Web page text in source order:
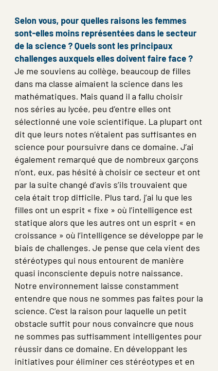
Selon vous, pour quelles raisons les femmes
sont-elles moins représentées dans le secteur
de la science ? Quels sont les principaux
challenges auxquels elles doivent faire face ?
Je me souviens au collège, beaucoup de filles
dans ma classe aimaient la science dans les
mathématiques. Mais quand il a fallu choisir
nos séries au lycée, peu d’entre elles ont
sélectionné une voie scientifique. La plupart ont
dit que leurs notes n’étaient pas suffisantes en
science pour poursuivre dans ce domaine. J’ai
également remarqué que de nombreux garçons
n’ont, eux, pas hésité à choisir ce secteur et ont
par la suite changé d’avis s’ils trouvaient que
cela était trop difficile. Plus tard, j’ai lu que les
filles ont un esprit « fixe » où l’intelligence est
statique alors que les autres ont un esprit « en
croissance » où l’intelligence se développe par le
biais de challenges. Je pense que cela vient des
stéréotypes qui nous entourent de manière
quasi inconsciente depuis notre naissance.
Notre environnement laisse constamment
entendre que nous ne sommes pas faites pour la
science. C’est la raison pour laquelle un petit
obstacle suffit pour nous convaincre que nous
ne sommes pas suffisamment intelligentes pour
réussir dans ce domaine. En développant les
initiatives pour éliminer ces stéréotypes et en